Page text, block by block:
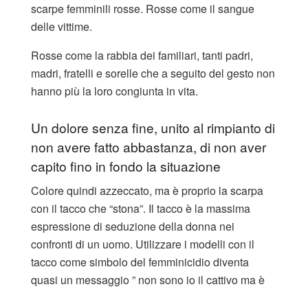
scarpe femminili rosse. Rosse come il sangue
delle vittime.
Rosse come la rabbia dei familiari, tanti padri,
madri, fratelli e sorelle che a seguito del gesto non
hanno più la loro congiunta in vita.
Un dolore senza fine, unito al rimpianto di
non avere fatto abbastanza, di non aver
capito fino in fondo la situazione
Colore quindi azzeccato, ma è proprio la scarpa
con il tacco che “stona”. Il tacco è la massima
espressione di seduzione della donna nei
confronti di un uomo. Utilizzare i modelli con il
tacco come simbolo del femminicidio diventa
quasi un messaggio ” non sono io il cattivo ma è